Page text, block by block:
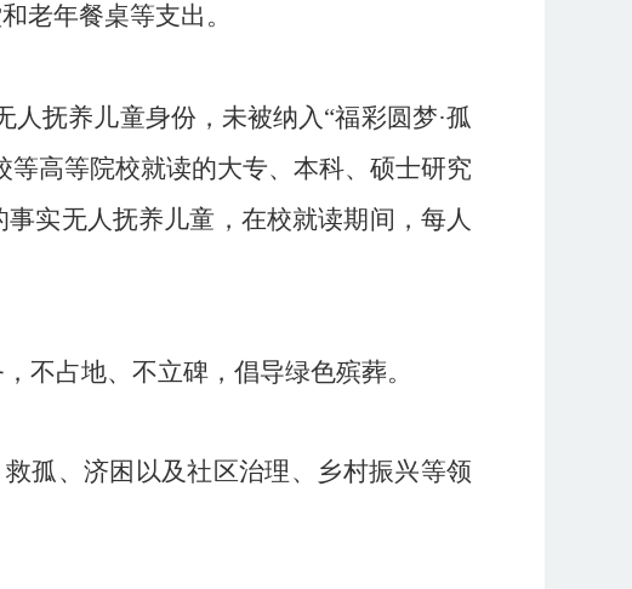
和老年餐桌等支出 。
人抚养儿童身份，未被纳入“福彩圆梦·孤
等高等院校就读的大专、本科、硕士研究
实无人抚养儿童，在校就读期间，每人
不占地、不立碑，倡导绿色殡葬。
孤、济困以及社区治理、乡村振兴等领